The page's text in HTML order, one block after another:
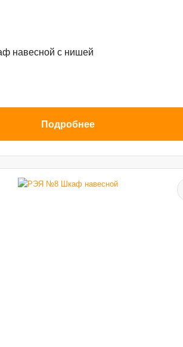
навесной с нишей
Подробнее